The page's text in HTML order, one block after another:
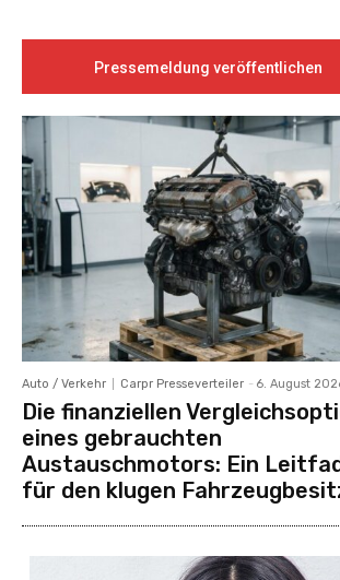
Pressemeldung veröffentlichen
Auto / Verkehr Carpr Presseverteiler - 6. August
Die finanziellen
eines gebrauchten
Austauschmotors: Ein
für den klugen